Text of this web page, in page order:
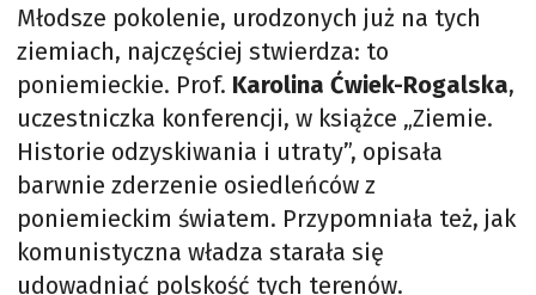
Młodsze pokolenie, urodzonych już na tych
ziemiach, najczęściej stwierdza: to
poniemieckie. Prof. Karolina Ćwiek-Rogalska,
uczestniczka konferencji, w książce „Ziemie.
Historie odzyskiwania i utraty”, opisała
barwnie zderzenie osiedleńców z
poniemieckim światem. Przypomniała też, jak
komunistyczna władza starała się
udowadniać polskość tych terenów.